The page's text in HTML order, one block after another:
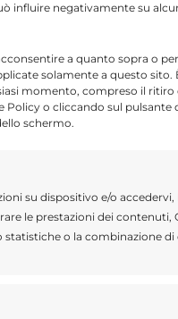
influire negativamente su
a quanto sopra o
solamente a questo sito.
momento, compreso il ritiro
Policy o cliccando sul pulsante
schermo.
su dispositivo e/o accedervi,
le prestazioni dei contenuti,
statistiche o la combinazione
oggi la sfiducia nella
economica e la
da giornalisti,